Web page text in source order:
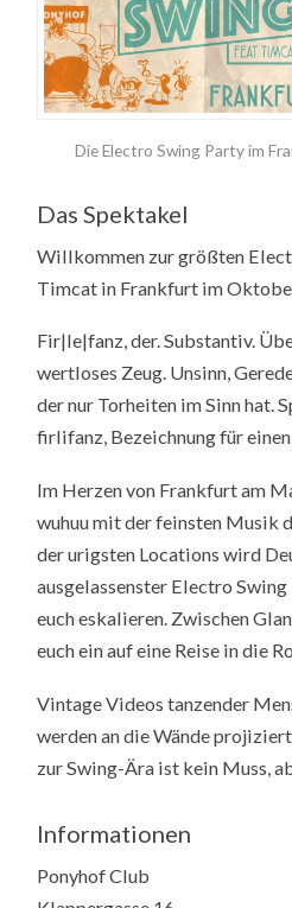
Die Electro Swing Party im
Das Spektakel
Willkommen zur größten
Timcat in Frankfurt im
Fir|le|fanz, der. Substantiv.
wertloses Zeug. Unsinn,
der nur Torheiten im Sinn hat.
firlifanz, Bezeichnung für
Im Herzen von Frankfurt am
wuhuu mit der feinsten Musik
der urigsten Locations wird
ausgelassenster Electro
euch eskalieren. Zwischen
euch ein auf eine Reise in die
Vintage Videos tanzender
werden an die Wände
zur Swing-Ära ist kein Muss,
Informationen
Ponyhof Club